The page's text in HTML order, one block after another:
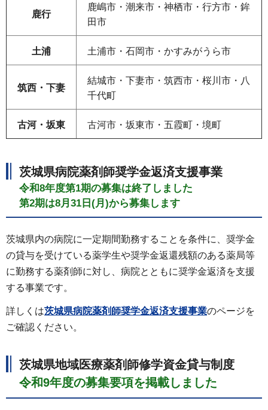
鹿行
鹿嶋市・潮来市・神栖市・行方市・鉾
田市
土浦 土浦市・石岡市・かすみがうら市
筑西・下妻
結城市・下妻市・筑西市・桜川市・八
千代町
古河・坂東 古河市・坂東市・五霞町・境町
茨城県病院薬剤師奨学金返済支援事業
令和8年度第1期の募集は終了しました
第2期は8月31日(月)から募集します
茨城県内の病院に一定期間勤務することを条件に、奨学金
の貸与を受けている薬学生や奨学金返還残額のある薬局等
に勤務する薬剤師に対し、病院とともに奨学金返済を支援
する事業です。
詳しくは茨城県病院薬剤師奨学金返済支援事業のページを
ご確認ください。
茨城県地域医療薬剤師修学資金貸与制度
令和9年度の募集要項を掲載しました